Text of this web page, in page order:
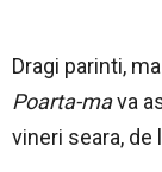
Dragi parinti,
Poarta-mava
vineri seara, de